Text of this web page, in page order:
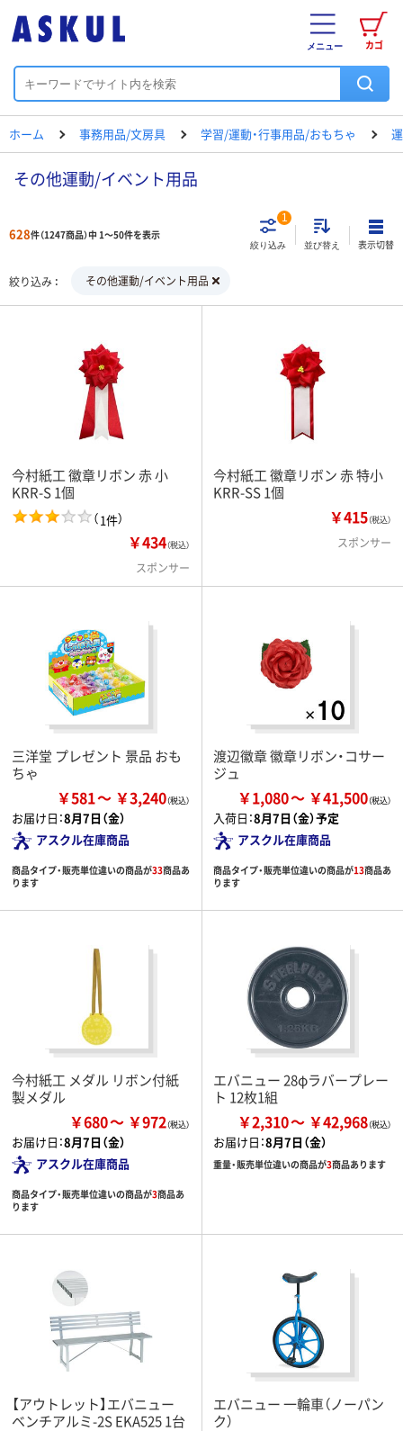
カゴ
メニュー
ホーム 事務用品/文房具 学習/運動・行事用品/おもちゃ
その他運動/イベント用品
628件（1247商品）中 1～50件を表示
絞り込み
1
並び替え 表示切替
絞り込み その他運動/イベント用品
今村紙工 徽章リボン 赤 小
KRR-S 1個
（1件）
￥434（税込）
スポンサー
今村紙工 徽章リボン 赤 特小
KRR-SS 1個
￥415（税込）
スポンサー
三洋堂 プレゼント 景品 おも
ちゃ
￥581 ￥3,240
お届け日：8月7日（金）
アスクル在庫商品
商品タイプ・販売単位違いの商品が33商品あ
ります
渡辺徽章 徽章リボン・コサー
ジュ
￥1,080 ￥41,500
入荷日：8月7日（金）予定
アスクル在庫商品
商品タイプ・販売単位違いの商品が13商品あ
ります
今村紙工 メダル リボン付紙
製メダル
￥680 ￥972
お届け日：8月7日（金）
アスクル在庫商品
商品タイプ・販売単位違いの商品が3商品あ
ります
エバニュー 28φラバープレー
ト 12枚1組
￥2,310 ￥42,968
お届け日：8月7日（金）
重量・販売単位違いの商品が3商品あります
【アウトレット】エバニュー
ベンチアルミ-2S EKA525 1台
エバニュー 一輪車（ノーパン
ク）